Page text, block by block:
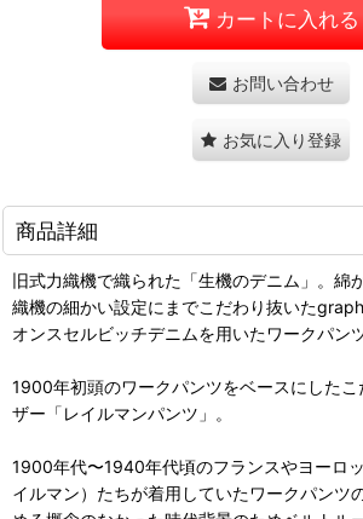
カートに入れる
お問い合わせ
お気に入り登録
商品詳細
旧式力織機で織られた「生機のデニム」。綿
織機の細かい設定にまでこだわり抜いた
オンスセルビッチデニムを用いたワークパンツ
1900年初頭のワークパンツをベースにしたこ
ザー「レイルマンパンツ」。
1900年代〜1940年代頃のフランスやヨーロ
イルマン）たちが着用していたワークパンツ